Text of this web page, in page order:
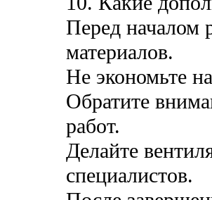
Перед началом
материалов.
Не экономьте
Обратите
работ.
Делайте
специалистов.